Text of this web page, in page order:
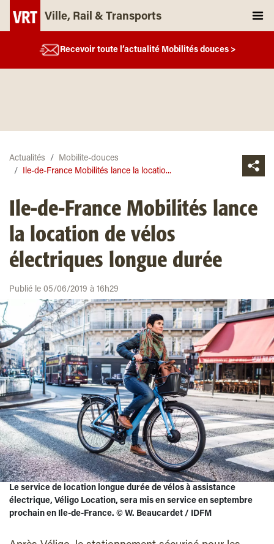
Ville, Rail & Transports
Recevoir toute l’actualité Mobilités douces >
Actualités
Mobilite-douces
Ile-de-France Mobilités lance la locatio...
Ile-de-France Mobilités lance
la location de vélos
électriques longue durée
Publié le 05/06/2019 à 16h29
Le service de location longue durée de vélos à assistance
électrique, Véligo Location, sera mis en service en septembre
prochain en Ile-de-France. © W. Beaucardet / IDFM